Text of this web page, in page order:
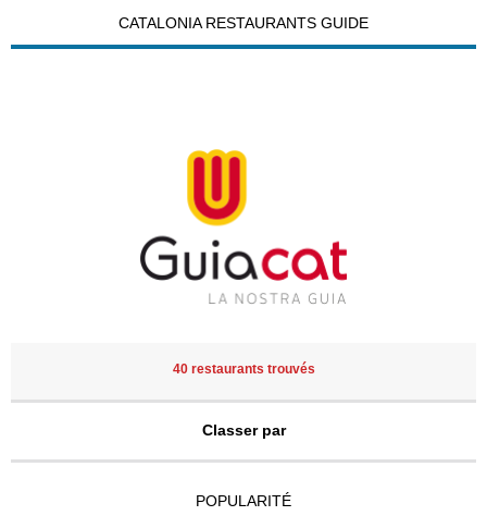
CATALONIA RESTAURANTS GUIDE
40 restaurants trouvés
Classer par
POPULARITÉ